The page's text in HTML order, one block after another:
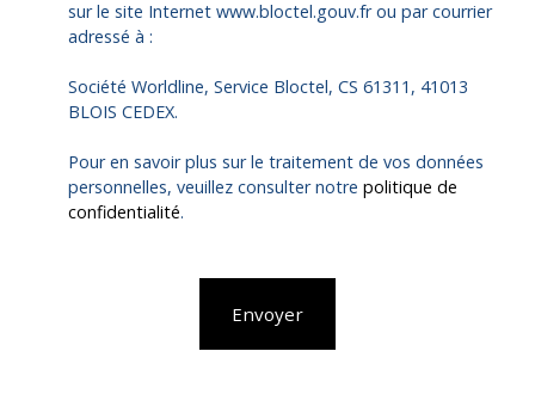
sur le site Internet www.bloctel.gouv.fr ou par courrier
adressé à :
Société Worldline, Service Bloctel, CS 61311, 41013
BLOIS CEDEX.
Pour en savoir plus sur le traitement de vos données
personnelles, veuillez consulter notre politique de
confidentialité.
Envoyer